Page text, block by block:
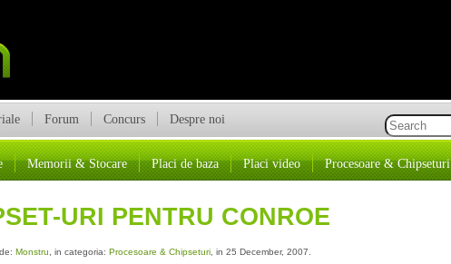
Forum Concurs Despre noi
Memorii & Stocare Placi de baza Placi video Procesoare & Chipseturi
URI PENTRU CONROE
Monstru , in categoria: Procesoare & Chipseturi, in 25 December, 2007.